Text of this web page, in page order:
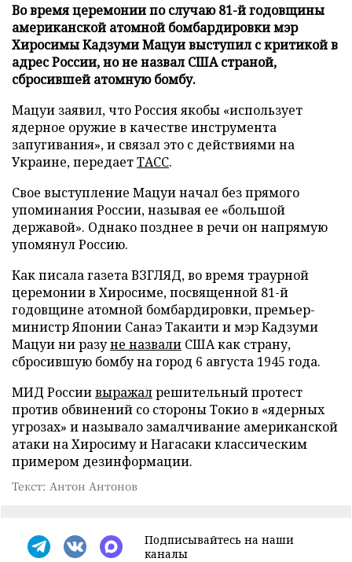
Во время церемонии по случаю 81-й годовщины
американской атомной бомбардировки мэр
Хиросимы Кадзуми Мацуи выступил с критикой в
адрес России, но не назвал США страной,
сбросившей атомную бомбу.
Мацуи заявил, что Россия якобы «использует
ядерное оружие в качестве инструмента
запугивания», и связал это с действиями на
Украине, передаетТАСС.
Свое выступление Мацуи начал без прямого
упоминания России, называя ее «большой
державой». Однако позднее в речи он напрямую
упомянул Россию.
Как писала газета ВЗГЛЯД, во время траурной
церемонии в Хиросиме, посвященной 81-й
годовщине атомной бомбардировки, премьер-
министр Японии Санаэ Такаити и мэр Кадзуми
Мацуи ни разуне назвали США как страну,
сбросившую бомбу на город 6 августа 1945 года.
МИД Россиивыражалрешительный протест
против обвинений со стороны Токио в «ядерных
угрозах» и называло замалчивание американской
атаки на Хиросиму и Нагасаки классическим
примером дезинформации.
Текст: Антон Антонов
Подписывайтесь на наши
каналы